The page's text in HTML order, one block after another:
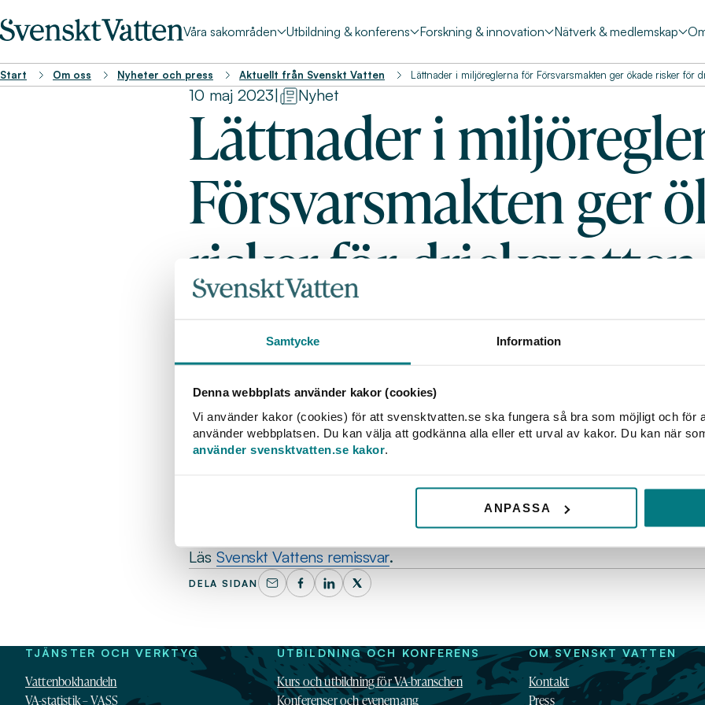
Samtycke Information
Denna webbplats använder kakor (cookies)
Vi använder kakor (cookies) för att svensktvatten.se ska fungera så bra som möjligt och för
använder webbplatsen. Du kan välja att godkänna alla eller ett urval av kakor. Du kan när
använder svensktvatten.se kakor.
ANPASSA
Våra sakområden Utbildning & konferens Forskning & innovation Nätverk & medlemskap
Start Om oss Nyheter och press Aktuellt från Svenskt Vatten Lättnader i miljöreglerna för Försvarsmakten ger ökade risker för
10 maj 2023| Nyhet
Lättnader i
Försvarsmakten ger
risker för
miljö
Det internationella försvarssamarbetet ser ut att öka, något
Försvarsmakten föreslagit tillfälliga lättnader i miljöreglerna.
från mitten av juni och ett år framåt.
Förslaget har kritiserats från flera håll, bland annat har vi på Svenskt
– Vi förstår ju självklart att Sveriges försvarsmakt behöver säkerställa en
ju övningar en del. Men vi kan inte försvara ett land genom att förstöra
säga dricksvatten eller den miljö vi har, säger Pär Dalhielm, VD för
Läs Svenskt Vattens remissvar.
DELA SIDAN
TJÄNSTER OCH VERKTYG
Vattenbokhandeln
VA-statistik – VASS
UTBILDNING OCH KONFERENS
Kurs och utbildning för VA-branschen
Konferenser och evenemang
OM SVENSKT VATTEN
Kontakt
Press